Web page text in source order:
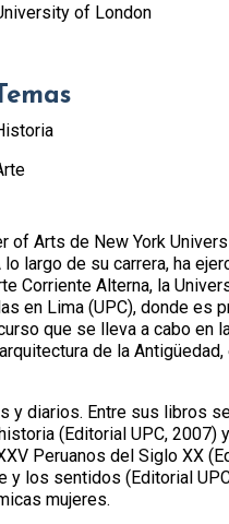
of London
Temas
Arts de New York
largo de su carrera, ha
Corriente Alterna, la
en Lima (UPC), donde
que se lleva a cabo en
de la
diarios. Entre sus libros
(Editorial UPC,
Peruanos del Siglo XX
los sentidos (Editorial
mujeres.